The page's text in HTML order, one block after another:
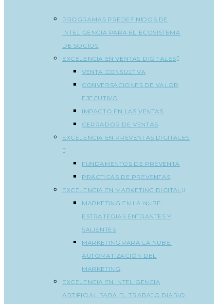
PROGRAMAS PREDEFINIDOS DE
INTELIGENCIA PARA EL ECOSISTEMA
DE SOCIOS
EXCELENCIA EN VENTAS DIGITALES
VENTA CONSULTIVA
CONVERSACIONES DE VALOR
EJECUTIVO
IMPACTO EN LAS VENTAS
CERRADOR DE VENTAS
EXCELENCIA EN PREVENTAS DIGITALES
FUNDAMENTOS DE PREVENTA
PRÁCTICAS DE PREVENTAS
EXCELENCIA EN MARKETING DIGITAL
MARKETING EN LA NUBE:
ESTRATEGIAS ENTRANTES Y
SALIENTES
MARKETING PARA LA NUBE:
AUTOMATIZACIÓN DEL
MARKETING
EXCELENCIA EN INTELIGENCIA
ARTIFICIAL PARA EL TRABAJO DIARIO